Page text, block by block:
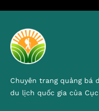
Chuyên trang quảng bá
du lịch quốc gia của